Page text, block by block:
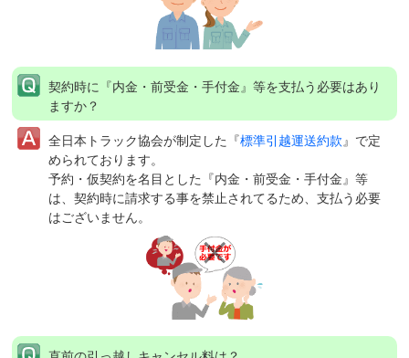
契約時に『内金・前受金・手付金』等を支払う必要はあり
ますか？
全日本トラック協会が制定した『標準引越運送約款 』で定
められております。
予約・仮契約を名目とした『内金・前受金・手付金』等
は、契約時に請求する事を禁止されてるため、支払う必要
はございません。